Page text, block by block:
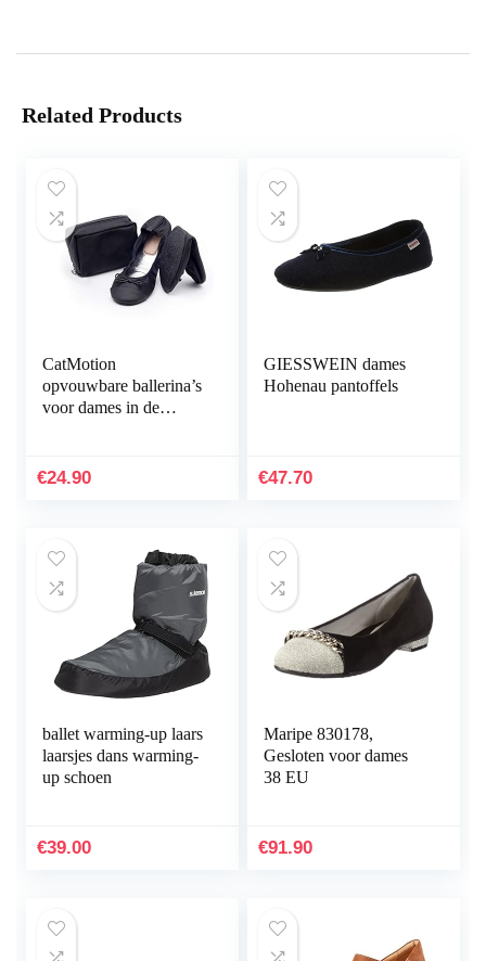
Related Products
CatMotion
opvouwbare ballerina’s
voor dames in de
€24.90
GIESSWEIN dames
Hohenau pantoffels
€47.70
ballet warming-up laars
laarsjes dans warming-
up schoen
€39.00
Maripe 830178,
Gesloten voor dames
38 EU
€91.90